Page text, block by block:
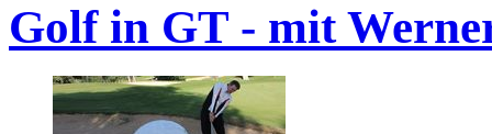
Golf in GT - mit